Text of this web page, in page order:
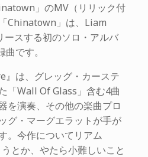
」のMV（リリック付
Chinatown」は、Liam
スする初のソロ・アルバ
曲です。
』は、グレッグ・カーステ
「Wall Of Glass」含む4曲
を演奏、その他の楽曲プロ
グ・マーグエラットが手が
。今作についてリアム
とか、やたら小難しいこと